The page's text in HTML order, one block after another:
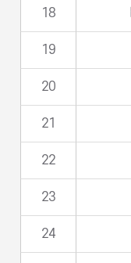
18
19
20
21
22
23
24